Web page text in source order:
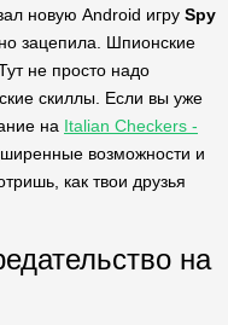
новую Android игру Spy
зацепила. Шпионские
не просто надо
скиллы. Если вы уже
на Italian Checkers -
возможности и
как твои друзья
на